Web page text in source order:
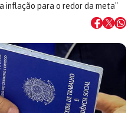
inflação para o redor da meta"